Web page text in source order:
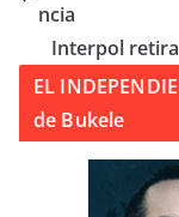
ncia
Interpol
EL
de Bukele